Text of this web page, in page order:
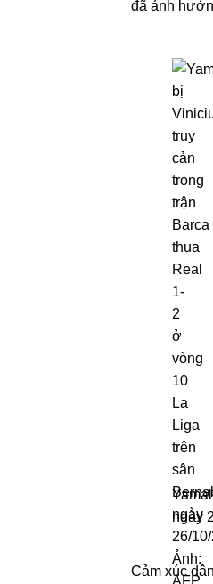
đã ảnh
ngày
Cảm xúc